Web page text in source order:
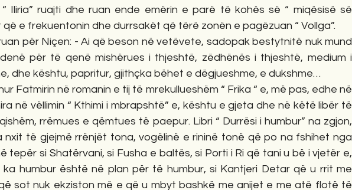
Iliria” ruajti dhe ruan ende emërin e parë të kohës së “ miqësisë së
që e frekuentonin dhe durrsakët që tërë zonën e pagëzuan “ Vollga”.
për Niçen: - Ai që beson në vetëvete, sadopak bestytnitë nuk mund
për të qenë mishërues i thjeshtë, zëdhënës i thjeshtë, medium i
dhe kështu, papritur, gjithçka bëhet e dëgjueshme, e dukshme…
Fatmirin në romanin e tij të mrekullueshëm “ Frika “ e, më pas, edhe në
në vëllimin “ Kthimi i mbrapshtë” e, kështu e gjeta dhe në këtë libër të
rrëmues e qëmtues të paepur. Libri “ Durrësi i humbur” na zgjon,
nxit të gjejmë rrënjët tona, vogëlinë e rininë tonë që po na fshihet nga
tepër si Shatërvani, si Fusha e baltës, si Porti i Ri që tani u bë i vjetër e,
humbur është në plan për të humbur, si Kantjeri Detar që u rrit me
sot nuk ekziston më e që u mbyt bashkë me anijet e me atë flotë të